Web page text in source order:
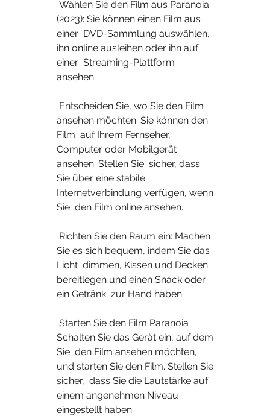
(2023): Sie können einen Film aus
einer  DVD-Sammlung auswählen,
ihn online ausleihen oder ihn auf
einer  Streaming-Plattform
ansehen.
ansehen möchten: Sie können den
Film  auf Ihrem Fernseher,
Computer oder Mobilgerät
ansehen. Stellen Sie  sicher, dass
Sie über eine stabile
Internetverbindung verfügen, wenn
Sie  den Film online ansehen.
Sie es sich bequem, indem Sie das
Licht  dimmen, Kissen und Decken
bereitlegen und einen Snack oder
ein Getränk  zur Hand haben.
Schalten Sie das Gerät ein, auf dem
Sie  den Film ansehen möchten,
und starten Sie den Film. Stellen Sie
sicher,  dass Sie die Lautstärke auf
einem angenehmen Niveau
eingestellt haben.